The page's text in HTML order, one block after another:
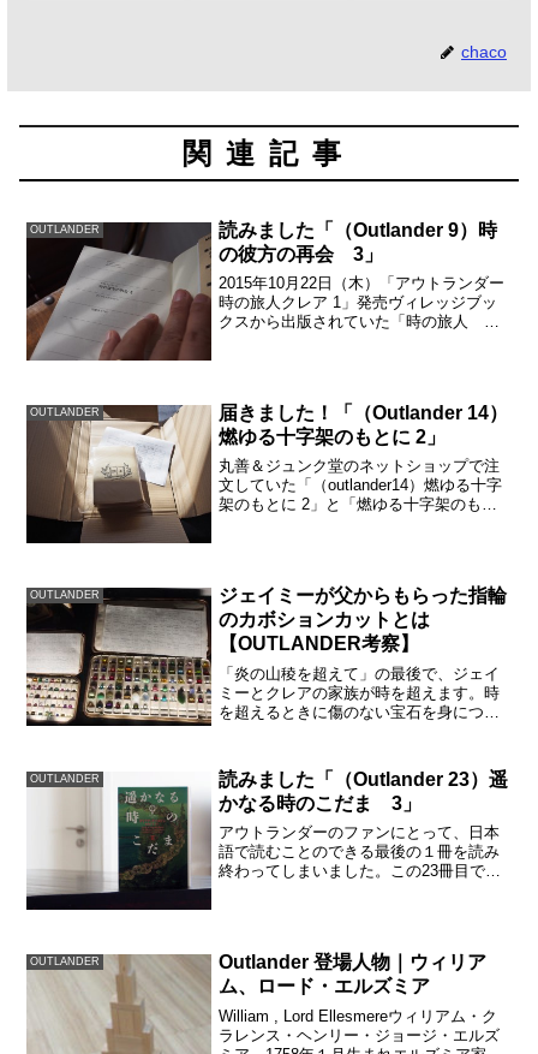
chaco
関連記事
OUTLANDER
読みました「（Outlander 9）時
の彼方の再会 3」
2015年10月22日（木）「アウトランダー
時の旅人クレア 1」発売ヴィレッジブッ
クスから出版されていた「時の旅人 ク
OUTLANDER
届きました！「（Outlander 14）
燃ゆる十字架のもとに 2」
丸善＆ジュンク堂のネットショップで注
文していた「（outlander14）燃ゆる十字
架のもとに 2」と「燃ゆる十字架のもと
OUTLANDER
ジェイミーが父からもらった指輪
のカボションカットとは
【OUTLANDER考察】
「炎の山稜を超えて」の最後で、ジェイ
ミーとクレアの家族が時を超えます。時
を超えるときに傷のない宝石を身につけ
ブライアンから受け継いだルビーの指輪
です。原作では「カボショ...
OUTLANDER
読みました「（Outlander 23）遥
かなる時のこだま 3」
アウトランダーのファンにとって、日本
語で読むことのできる最後の１冊を読み
終わってしまいました。この23冊目でも
３冊目までは再販されて...
OUTLANDER
Outlander 登場人物｜ウィリア
ム、ロード・エルズミア
William , Lord Ellesmereウィリアム・ク
ラレンス・ヘンリー・ジョージ・エルズ